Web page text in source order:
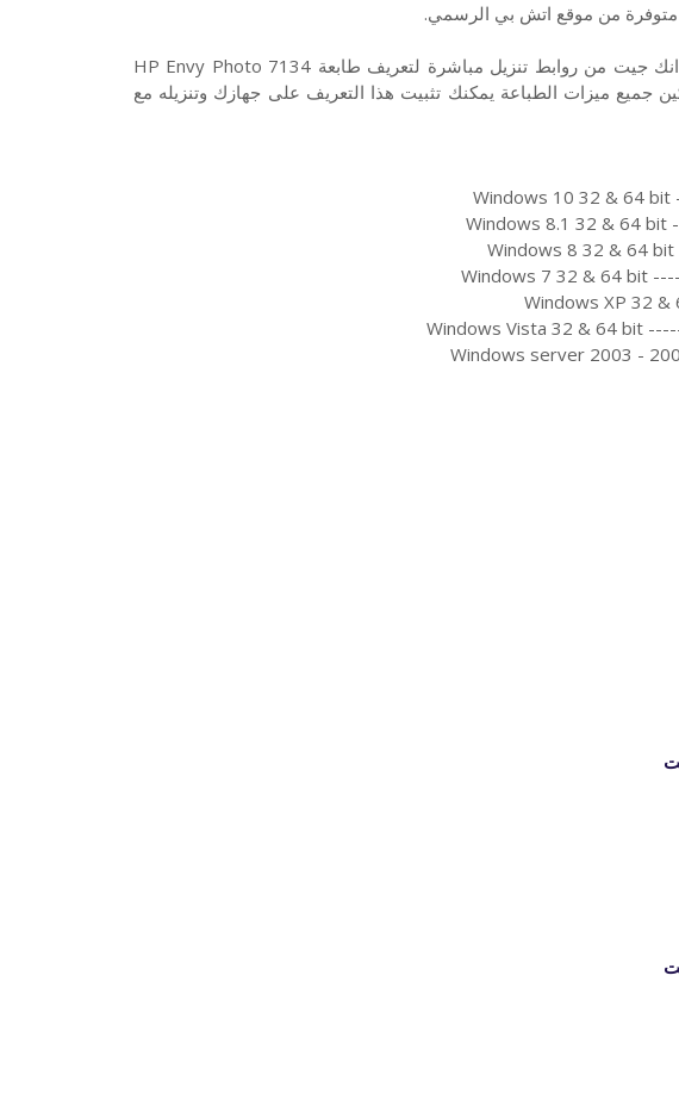
متوفرة من موقع اتش بي الرسمي.
تحميل تعريف طابعة HP Envy Photo 7134 نوع انك جيت من روابط تنزيل مباشرة لتعريف طابعة HP Envy Photo 7134
جميع ميزات الطباعة يمكنك تثبيت هذا التعريف على جهازك وتنزيله مع
Windows 10 32 & 64 bit
Windows 8.1 32 & 64
Windows 8 32 & 64
Windows 7 32 & 64 bit
Windows XP 32
Windows Vista 32 & 64 bit
Windows server 2003 -